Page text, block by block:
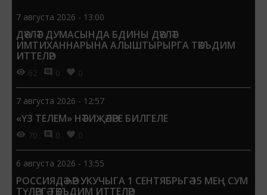
7 августа 2026 - 13:00
ДӘҮЛӘТ ДУМАСЫНДА БДИНЫ ДӘҮЛӘТ
ИМТИХАННАРЫНА АЛЫШТЫРЫРГА ТӘКЪДИМ
ИТТЕЛӘР
62 0 0
7 августа 2026 - 12:57
«ҮЗ ТЕЛЕМ» НӘТИҖӘЛӘРЕ БИЛГЕЛЕ
70 0 0
6 августа 2026 - 13:55
РОССИЯДӘ ҺӘР УКУЧЫГА 1 СЕНТЯБРЬГӘ 15 МЕҢ СУМ
ТҮЛӘРГӘ ТӘКЪДИМ ИТТЕЛӘР